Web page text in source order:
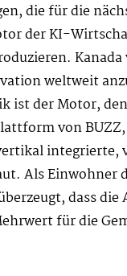
die für die
der KI-
Kanada
weltweit
ist der Motor,
von
Als Einwohner
dass
für die